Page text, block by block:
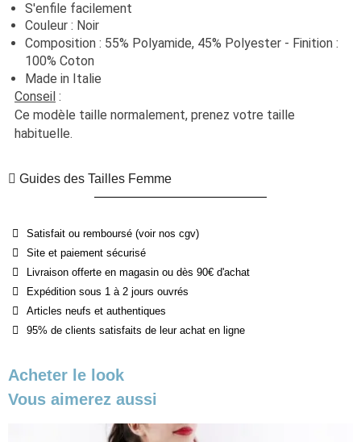
S'enfile facilement
Couleur : Noir
Composition : 55% Polyamide, 45% Polyester - Finition :
100% Coton
Made in Italie
Conseil :
Ce modèle taille normalement, prenez votre taille
habituelle.
Guides des Tailles Femme
Satisfait ou remboursé (voir nos cgv)
Site et paiement sécurisé
Livraison offerte en magasin ou dès 90€ d'achat
Expédition sous 1 à 2 jours ouvrés
Articles neufs et authentiques
95% de clients satisfaits de leur achat en ligne
Acheter le look
Vous aimerez aussi